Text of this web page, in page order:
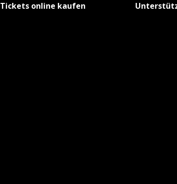
Tickets online kaufen